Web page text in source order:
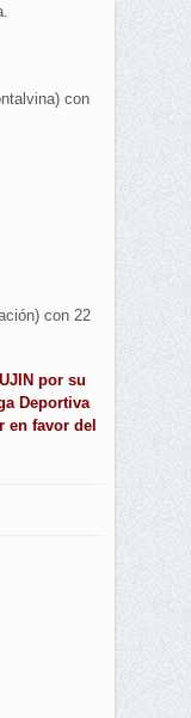
con
con 22
por su
Deportiva
en favor del